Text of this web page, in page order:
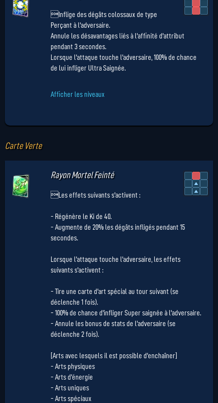
Inflige des dégâts colossaux de type
Perçant à l'adversaire.
Annule les désavantages liés à l'affinité d'attribut
pendant 3 secondes.
Lorsque l'attaque touche l'adversaire, 100% de chance
de lui infliger Ultra Saignée.
Afficher les niveaux
Carte Verte
Rayon Mortel Feinté
Les effets suivants s'activent :
- Régénère le Ki de 40.
- Augmente de 20% les dégâts infligés pendant 15
secondes.
Lorsque l'attaque touche l'adversaire, les effets
suivants s'activent :
- Tire une carte d'art spécial au tour suivant (se
déclenche 1 fois).
- 100% de chance d'infliger Super saignée à l'adversaire.
- Annule les bonus de stats de l'adversaire (se
déclenche 2 fois).
[Arts avec lesquels il est possible d'enchaîner]
- Arts physiques
- Arts d'énergie
- Arts uniques
- Arts spéciaux